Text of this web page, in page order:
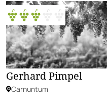
Gerhard Pimpel
Carnuntum